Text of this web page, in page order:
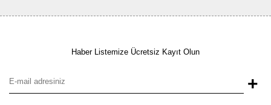
Haber Listemize Ücretsiz Kayıt Olun
+